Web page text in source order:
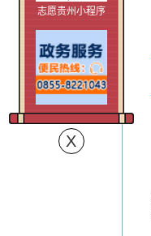
志愿贵州小程序